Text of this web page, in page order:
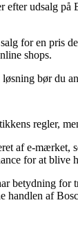
udsalg
for en
shops.
bør du
regler,
af e-
for at
betydning
handlen af